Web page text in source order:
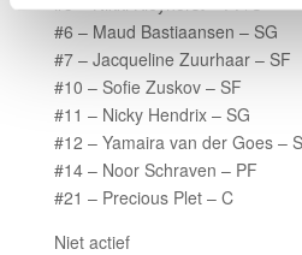
#6 – Maud Bastiaansen – SG
#7 – Jacqueline Zuurhaar – SF
#10 – Sofie Zuskov – SF
#11 – Nicky Hendrix – SG
#12 – Yamaira van der Goes –
#14 – Noor Schraven – PF
#21 – Precious Plet – C
Niet actief